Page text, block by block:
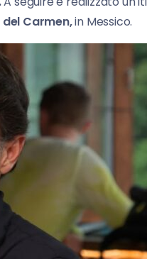
del Carmen,in Messico.